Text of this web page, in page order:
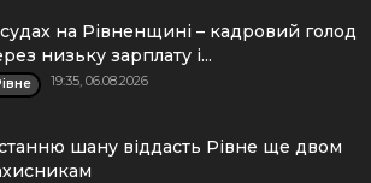
на Рівненщині – кадровий голод
низьку зарплату і...
19:35, 06.08.2026
шану віддасть Рівне ще двом